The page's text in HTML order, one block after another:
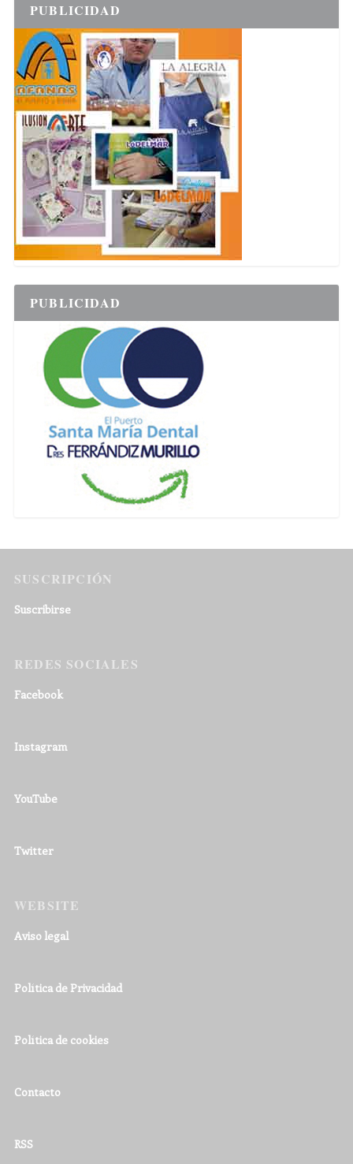
PUBLICIDAD
PUBLICIDAD
SUSCRIPCIÓN
Suscribirse
REDES SOCIALES
Facebook
Instagram
YouTube
Twitter
WEBSITE
Aviso legal
Política de Privacidad
Política de cookies
Contacto
RSS